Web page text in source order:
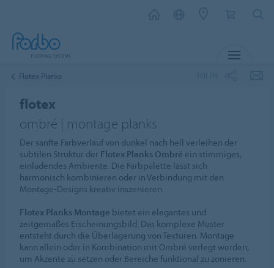
Flotex Planks
flotex
ombré | montage planks
Der sanfte Farbverlauf von dunkel nach hell verleihen der
subtilen Struktur der Flotex Planks Ombré ein stimmiges,
einladendes Ambiente. Die Farbpalette lässt sich
harmonisch kombinieren oder in Verbindung mit den
Montage-Designs kreativ inszenieren.
Flotex Planks Montage bietet ein elegantes und
zeitgemäßes Erscheinungsbild. Das komplexe Muster
entsteht durch die Überlagerung von Texturen. Montage
kann allein oder in Kombination mit Ombré verlegt werden,
um Akzente zu setzen oder Bereiche funktional zu zonieren.